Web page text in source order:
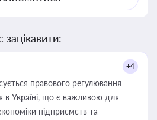
+4
правового регулювання
в Україні, що є важливою для
підприємств та